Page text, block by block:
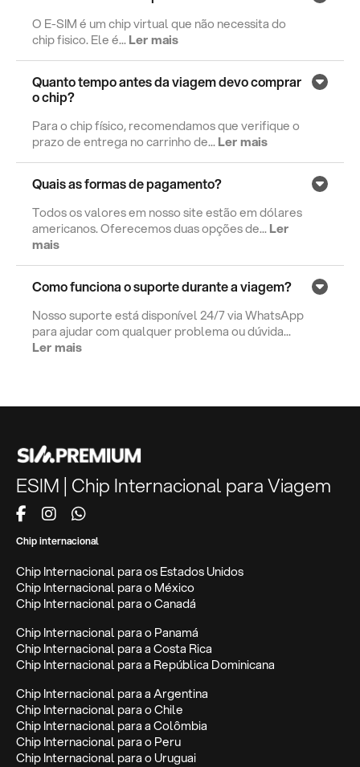
O E-SIM é um chip virtual que não necessita do
chip fisico. Ele é...Ler mais
Quanto tempo antes da viagem devo comprar
o chip?
Para o chip físico, recomendamos que verifique o
prazo de entrega no carrinho de...Ler mais
Quais as formas de pagamento?
Todos os valores em nosso site estão em dólares
americanos. Oferecemos duas opções de...Ler
mais
Como funciona o suporte durante a viagem?
Nosso suporte está disponível 24/7 via WhatsApp
para ajudar com qualquer problema ou dúvida...
Ler mais
ESIM | Chip Internacional para Viagem
Chip internacional
Chip Internacional para os Estados Unidos
Chip Internacional para o México
Chip Internacional para o Canadá
Chip Internacional para o Panamá
Chip Internacional para a Costa Rica
Chip Internacional para a República Dominicana
Chip Internacional para a Argentina
Chip Internacional para o Chile
Chip Internacional para a Colômbia
Chip Internacional para o Peru
Chip Internacional para o Uruguai